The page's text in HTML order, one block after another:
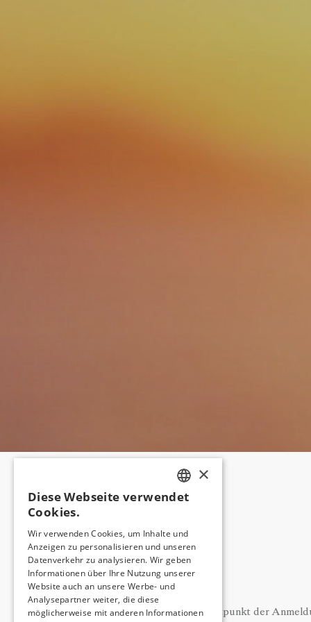
A - Zum Zeitpunkt der
TURKISH
GERMAN
RUSSIAN
×
Diese Webseite verwendet
Cookies.
Wir verwenden Cookies, um Inhalte und
Anzeigen zu personalisieren und unseren
Datenverkehr zu analysieren. Wir geben
Informationen über Ihre Nutzung unserer
Website auch an unsere Werbe- und
Analysepartner weiter, die diese
möglicherweise mit anderen Informationen